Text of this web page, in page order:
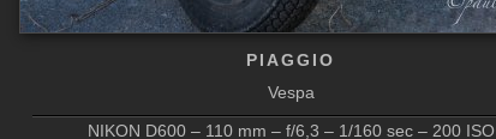
PIAGGIO
Vespa
NIKON D600 – 110 mm – f/6,3 – 1/160 sec – 200 ISO